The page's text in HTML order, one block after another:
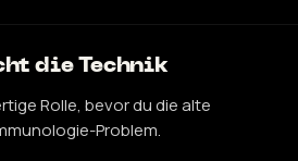
die Technik
Rolle, bevor du die alte
Problem.